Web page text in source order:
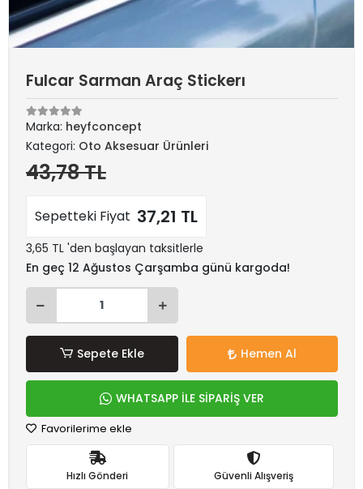
Fulcar Sarman Araç Stickerı
Marka: heyfconcept
Kategori: Oto Aksesuar Ürünleri
43,78 TL
Sepetteki Fiyat 37,21 TL
3,65 TL 'den başlayan taksitlerle
En geç 12 Ağustos Çarşamba günü kargoda!
Sepete Ekle Hemen Al
WHATSAPP İLE SİPARİŞ VER
Favorilerime ekle
Hızlı Gönderi Güvenli Alışveriş